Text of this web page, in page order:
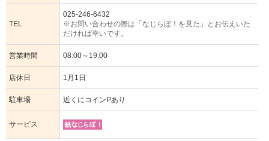
TEL
025-246-6432
※お問い合わせの際は「なじらぼ！を見た」とお伝えいた
だければ幸いです。
営業時間 08:00～19:00
店休日 1月1日
駐車場 近くにコインPあり
サービス